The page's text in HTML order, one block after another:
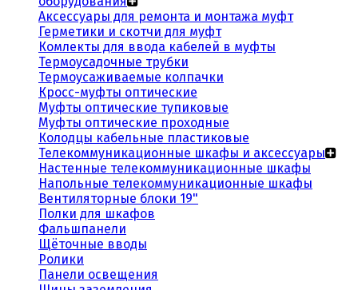
Аксессуары для ремонта и монтажа муфт
Герметики и скотчи для муфт
Комлекты для ввода кабелей в муфты
Термоусадочные трубки
Термоусаживаемые колпачки
Кросс-муфты оптические
Муфты оптические тупиковые
Муфты оптические проходные
Колодцы кабельные пластиковые
Телекоммуникационные шкафы и аксессуары
Настенные телекоммуникационные шкафы
Напольные телекоммуникационные шкафы
Вентиляторные блоки 19"
Полки для шкафов
Фальшпанели
Щёточные вводы
Ролики
Панели освещения